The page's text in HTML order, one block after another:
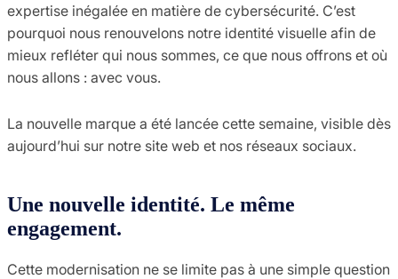
expertise inégalée en matière de cybersécurité. C’est
pourquoi nous renouvelons notre identité visuelle afin de
mieux refléter qui nous sommes, ce que nous offrons et où
nous allons : avec vous.
La nouvelle marque a été lancée cette semaine, visible dès
aujourd’hui sur notre site web et nos réseaux sociaux.
Une nouvelle identité. Le même
engagement.
Cette modernisation ne se limite pas à une simple question